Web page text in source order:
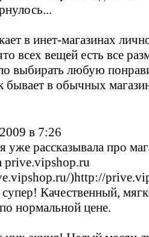
в инет-магазинах
всех вещей есть все
выбирать любую
бывает в обычных
в 7:26
уже рассказывала про
prive.vipshop.ru
)http://
Качественный,
нормальной цене.